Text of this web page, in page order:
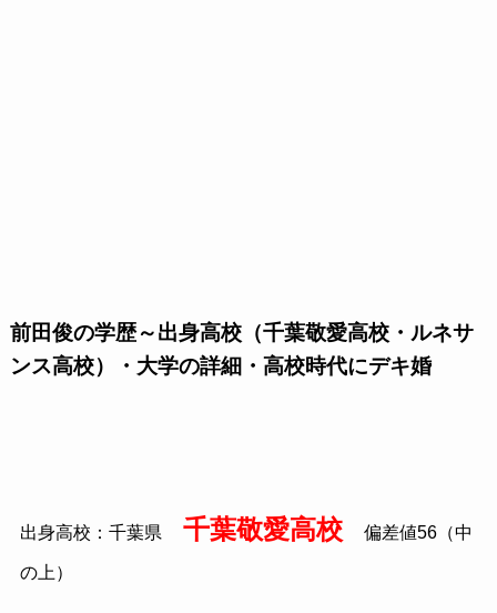
前田俊の学歴～出身高校（千葉敬愛高校・ルネサ
ンス高校）・大学の詳細・高校時代にデキ婚
出身高校：千葉県 千葉敬愛高校 偏差値56（中
の上）